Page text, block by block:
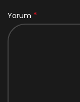
Yorum *